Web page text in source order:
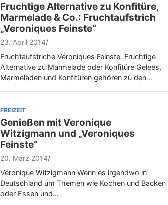
Fruchtige Alternative zu Konfitüre,
Marmelade & Co.: Fruchtaufstrich
„Veroniques Feinste“
23. April 2014
Fruchtaufstriche Véroniques Feinste. Fruchtige
Alternative zu Marmelade oder Konfitüre Gelees,
Marmeladen und Konfitüren gehören zu den…
FREIZEIT
Genießen mit Veronique
Witzigmann und „Veroniques
Feinste“
20. März 2014
Véronique Witzigmann Wenn es irgendwo in
Deutschland um Themen wie Kochen und Backen
oder Essen und…